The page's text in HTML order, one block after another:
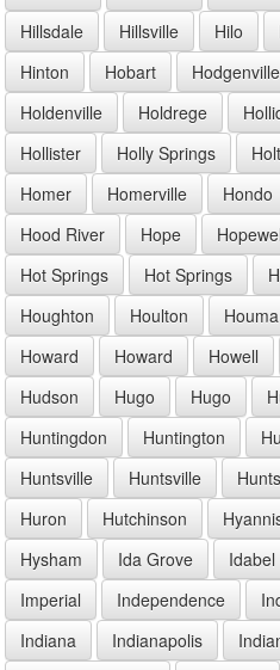
Hillsdale
Hillsville Hilo
Hinton
Hobart Hodgenville
Holdenville
Holdrege
Hollister
Holly Springs
Homer
Homerville Hondo
Hood River
Hope
Hot Springs
Hot Springs
Houghton
Houlton Houma
Howard
Howard Howell
Hudson
Hugo Hugo
Huntingdon
Huntington
Huntsville
Huntsville
Huron
Hutchinson
Hysham
Ida Grove Idabel
Imperial
Independence
Indiana
Indianapolis